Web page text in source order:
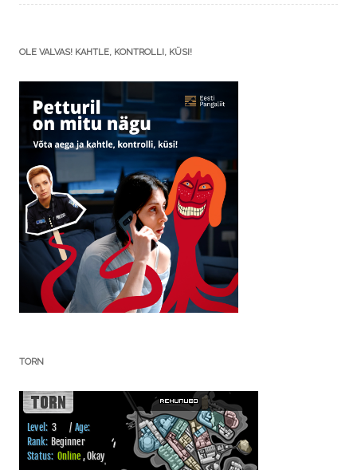
OLE VALVAS! KAHTLE, KONTROLLI, KÜSI!
TORN